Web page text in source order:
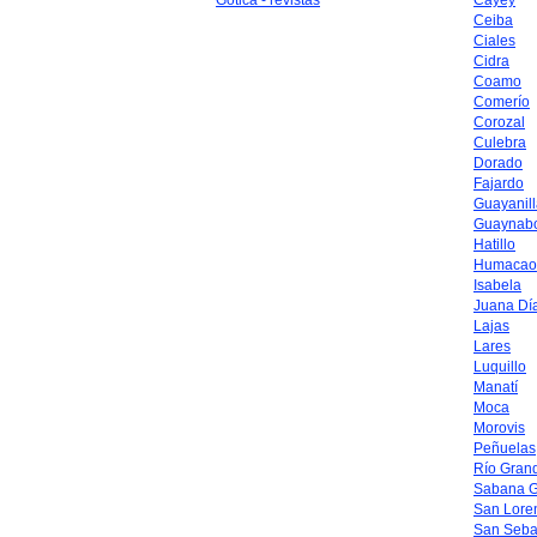
Ceiba
Ciales
Cidra
Coamo
Comerío
Corozal
Culebra
Dorado
Fajardo
Hatillo
Humacao
Isabela
Juana
Lajas
Lares
Luquillo
Manatí
Moca
Morovis
Peñuelas
Río
Sabana
San
San